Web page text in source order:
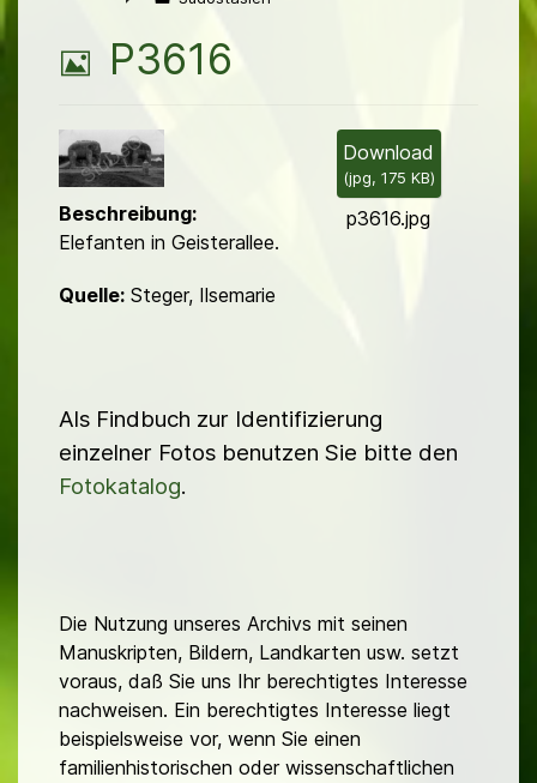
B
l
d
P3616
Download
(jpg, 175 KB)
p3616.jpg
Beschreibung:
Elefanten in Geisterallee.
Quelle: Steger, Ilsemarie
Als Findbuch zur Identifizierung
einzelner Fotos benutzen Sie bitte den
Fotokatalog.
Die Nutzung unseres Archivs mit seinen
Manuskripten, Bildern, Landkarten usw. setzt
voraus, daß Sie uns Ihr berechtigtes Interesse
nachweisen. Ein berechtigtes Interesse liegt
beispielsweise vor, wenn Sie einen
familienhistorischen oder wissenschaftlichen